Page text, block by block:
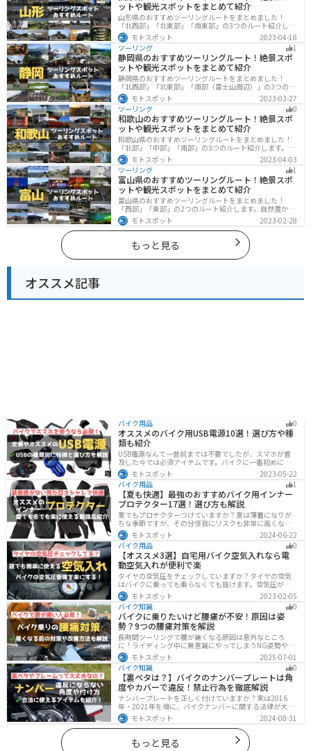
ットや観光スポットをまとめて紹介
山形県のおすすめツーリングルートをまとめました！
「北西部」「北東部」「南東部」の3つのルート紹介しま
す。豊かな自然と歴史的な観光スポット、山と海どちら
も堪能できるスポットが多数あります。バイクで山形県
にツーリングに行く際は参考にしてください。
モトスポット
2023-04-18
ツーリング
1
静岡県のおすすめツーリングルート！絶景スポ
ットや観光スポットをまとめて紹介
静岡県のおすすめツーリングルートをまとめました！
「北西部」「北東部」「南部（富士山周辺）」の3つのル
ート紹介します。富士山を中心に自然豊かな景色や食事
を楽しめるスポットが多数あります。バイクで静岡県に
ツーリングに行く際は参考にしてください。
モトスポット
2023-03-27
ツーリング
0
和歌山のおすすめツーリングルート！絶景スポ
ットや観光スポットをまとめて紹介
和歌山県のおすすめツーリングルートをまとめました！
「北部」「中部」「南部」の3つのルート紹介します。海
と山に囲まれた自然豊かなエリアが広がり、様々な楽し
み方ができます。バイクで和歌山県にツーリングに行く
際は参考にしてください。
モトスポット
2023-04-03
ツーリング
1
富山県のおすすめツーリングルート！絶景スポ
ットや観光スポットをまとめて紹介
富山県のおすすめツーリングルートをまとめました！
「西部」「東部」の2つのルート紹介します。自然豊かな
山と海、温泉が充実しており、美術館などもあるので、
自然を満喫するツーリングができます。バイクで富山県
にツーリングに行く際は参考にしてください。
モトスポット 2023-02-28
もっと見る
オススメ記事
バイク用品 0
オススメのバイク用USB電源10選！選び方や種
類も紹介
USB電源なんて一昔前までは不要でしたが、スマホが普
及した今では必須アイテムです。バイクに一番初めにつ
けたいグッズです。この記事では、そんなバイク用USB電
源の種類や選び方、オススメ商品を厳選して紹介します
ので、ぜひ参考にしてください。
モトスポット
2023-05-22
バイク用品
1
【夏も快適】最強のおすすめバイク用インナー
プロテクター17選！選び方も解説
夏でもプロテクターつけていますか？夏は薄着になりが
ちな季節ですが、その分怪我にリスクも非常に高くなり
ます。夏こそプロテクターをつけるようにしましょう。通
気性や速乾性に優れたインナープロテクターであれば夏
場でも快適に使用できます。今回は快適なインナープロ
テクターをまとめて紹介します。
モトスポット
2024-06-22
バイク用品
0
【オススメ3選】自宅用バイク空気入れなら電
動空気入れが便利で楽
タイヤの空気圧をチェックしていますか？タイヤの空気
はバイクに乗っても乗らなくても抜けます。空気圧が下
がると走行性能・燃費・安全性に影響します。空気圧は
常に自分で管理できるようにしておきましょう。楽に使
えるオススメ空気入れをまとめたので、参考にしてくだ
さい。
モトスポット
2023-02-05
バイク知識
0
バイクに乗りたいけど腰痛が不安！原因は姿
勢？9つの腰痛対策を解説
長時間ツーリングで腰が痛くなる原因は意外なところ
に！ライディング中に無意識にやってしまうNG姿勢や体
への負担、今すぐ見直せる予防・対策法をわかりやすく
解説。腰痛対策に効果的な便利アイテムも紹介し、快適
で楽しいツーリングをサポートします。
モトスポット
2025-07-01
バイク知識
0
【裏ペタは？】バイクのナンバープレートは角
度やカバーで違反！禁止行為を徹底解説
ナンバープレートを正しく付けていますか？実は2016
年・2021年を境に、バイクナンバーに関する法律が大き
く変わっています！角度やカバー、ステーなど昔は大丈
夫でも今は違法になるケースが発生します。正しく理解
して、今一度見直してみましょう。合法で使えるアイテ
ムも紹介します。
モトスポット 2024-08-31
もっと見る